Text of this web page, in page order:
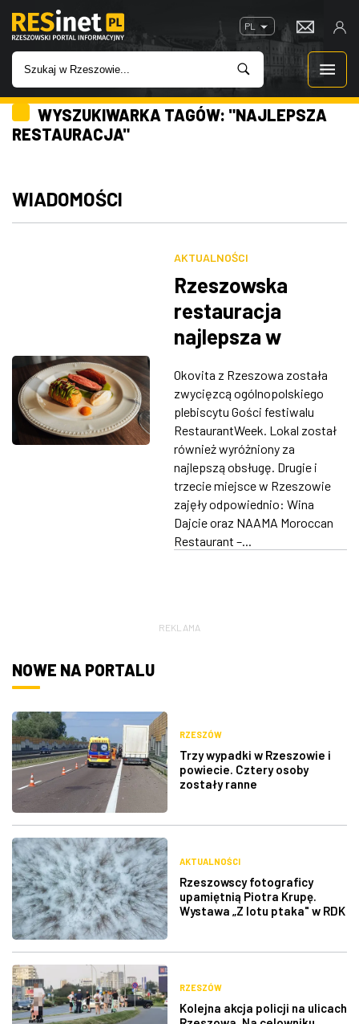
PL
WIADOMOŚCI
IMPREZY
ZDJĘCIA
W RZESZOWIE
WYSZUKIWARKA TAGÓW: "NAJLEPSZA
RESTAURACJA"
WIADOMOŚCI
AKTUALNOŚCI
Rzeszowska
restauracja
najlepsza w
wyniki plebiscytu
Restaurant Week
Okovita z Rzeszowa została
zwycięzcą ogólnopolskiego
plebiscytu Gości festiwalu
RestaurantWeek. Lokal został
również wyróżniony za
najlepszą obsługę. Drugie i
trzecie miejsce w Rzeszowie
zajęły odpowiednio: Wina
Dajcie oraz NAAMA Moroccan
Restaurant –...
REKLAMA
NOWE NA PORTALU
RZESZÓW
Trzy wypadki w Rzeszowie i
powiecie. Cztery osoby
zostały ranne
AKTUALNOŚCI
Rzeszowscy fotograficy
upamiętnią Piotra Krupę.
Wystawa „Z lotu ptaka" w RDK
RZESZÓW
Kolejna akcja policji na ulicach